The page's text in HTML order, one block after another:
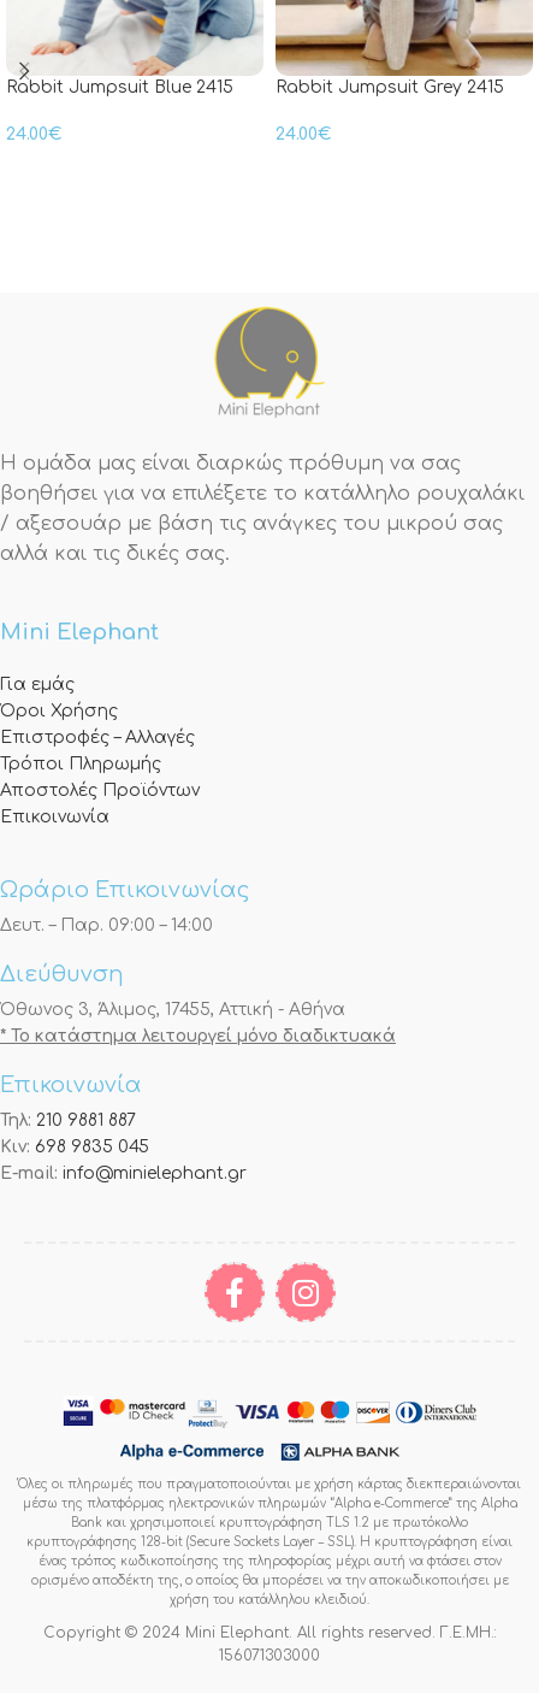
Rabbit Jumpsuit Blue 2415
24.00€
Rabbit Jumpsuit Grey 2415
24.00€
Η ομάδα μας είναι διαρκώς πρόθυμη να σας
βοηθήσει για να επιλέξετε το κατάλληλο ρουχαλάκι
/ αξεσουάρ με βάση τις ανάγκες του μικρού σας
αλλά και τις δικές σας.
Mini Elephant
Για εμάς
Όροι Χρήσης
Επιστροφές – Αλλαγές
Τρόποι Πληρωμής
Αποστολές Προϊόντων
Επικοινωνία
Ωράριο Επικοινωνίας
Δευτ. – Παρ. 09:00 – 14:00
Διεύθυνση
Όθωνος 3, Άλιμος, 17455, Αττική - Αθήνα
* Το κατάστημα λειτουργεί μόνο διαδικτυακά
Επικοινωνία
Τηλ: 210 9881 887
Κιν: 698 9835 045
E-mail: info@minielephant.gr
Όλες οι πληρωμές που πραγματοποιούνται με χρήση κάρτας διεκπεραιώνονται
μέσω της πλατφόρμας ηλεκτρονικών πληρωμών “Alpha e-Commerce” της Alpha
Bank και χρησιμοποιεί κρυπτογράφηση TLS 1.2 με πρωτόκολλο
κρυπτογράφησης 128-bit (Secure Sockets Layer – SSL). Η κρυπτογράφηση είναι
ένας τρόπος κωδικοποίησης της πληροφορίας μέχρι αυτή να φτάσει στον
ορισμένο αποδέκτη της, ο οποίος θα μπορέσει να την αποκωδικοποιήσει με
χρήση του κατάλληλου κλειδιού.
Copyright © 2024 Mini Elephant. All rights reserved. Γ.Ε.ΜΗ.:
156071303000